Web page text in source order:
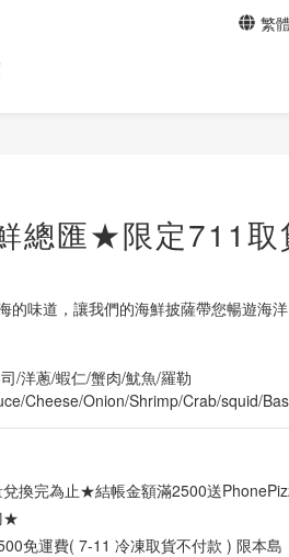
繁
總匯★限定711取
的味道，讓我們的海鮮披薩帶您暢遊海
/洋蔥/蝦仁/蟹肉/魷魚/羅勒
Cheese/Onion/Shrimp/Crab/squid/
換完為止★結帳金額滿2500送
★
免運費( 7-11 冷凍取貨不付款 ) 限本島